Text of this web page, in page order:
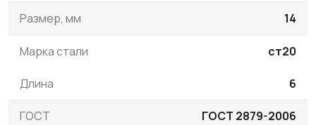
Размер, мм 14
Марка стали ст20
Длина 6
ГОСТ ГОСТ 2879-2006